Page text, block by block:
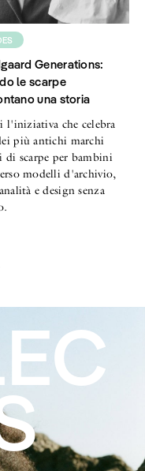
Generations:
le scarpe
una storia
l'iniziativa che celebra
più antichi marchi
di scarpe per bambini
modelli d'archivio,
e design senza